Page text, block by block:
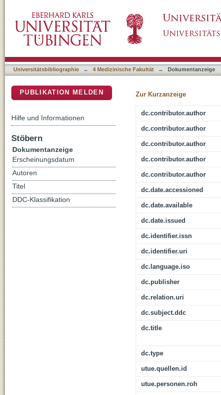
Universitätsbibliographie → 4 Medizinische Fakultät → Dokumentanzeige
Zur Kurzanzeige
dc.contributor.author
dc.contributor.author
dc.contributor.author
dc.contributor.author
dc.contributor.author
dc.date.accessioned
dc.date.available
dc.date.issued
dc.identifier.issn
dc.identifier.uri
dc.language.iso
dc.publisher
dc.relation.uri
dc.subject.ddc
dc.title
dc.type
utue.quellen.id
utue.personen.roh
PUBLIKATION MELDEN
Hilfe und Informationen
Stöbern
Dokumentanzeige
Erscheinungsdatum
Autoren
Titel
DDC-Klassifikation